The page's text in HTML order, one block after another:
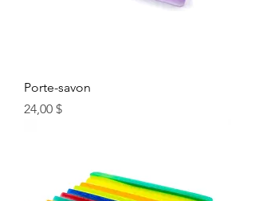
Porte-savon
Prix
24,00 $